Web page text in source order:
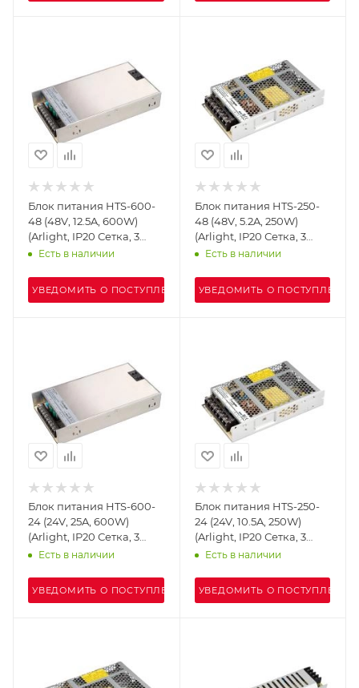
Блок питания HTS-600-
48 (48V, 12.5A, 600W)
(Arlight, IP20 Сетка, 3
года)
Есть в наличии
УВЕДОМИТЬ О ПОСТУПЛЕНИИ
Блок питания HTS-250-
48 (48V, 5.2A, 250W)
(Arlight, IP20 Сетка, 3
года)
Есть в наличии
УВЕДОМИТЬ О ПОСТУПЛЕНИИ
Блок питания HTS-600-
24 (24V, 25A, 600W)
(Arlight, IP20 Сетка, 3
года)
Есть в наличии
УВЕДОМИТЬ О ПОСТУПЛЕНИИ
Блок питания HTS-250-
24 (24V, 10.5A, 250W)
(Arlight, IP20 Сетка, 3
года)
Есть в наличии
УВЕДОМИТЬ О ПОСТУПЛЕНИИ